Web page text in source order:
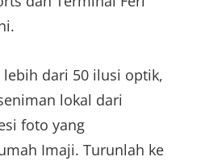
dari 50 ilusi optik,
lokal dari
foto yang
Imaji. Turunlah ke